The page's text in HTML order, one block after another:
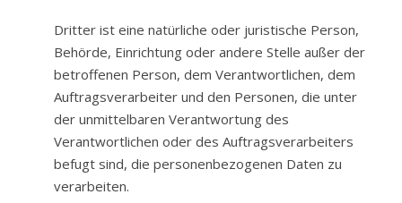
Dritter ist eine natürliche oder juristische Person,
Behörde, Einrichtung oder andere Stelle außer der
betroffenen Person, dem Verantwortlichen, dem
Auftragsverarbeiter und den Personen, die unter
der unmittelbaren Verantwortung des
Verantwortlichen oder des Auftragsverarbeiters
befugt sind, die personenbezogenen Daten zu
verarbeiten.